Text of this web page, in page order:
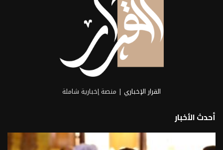
القرار الإخباري | منصة إخبارية شاملة
أحدث الأخبار